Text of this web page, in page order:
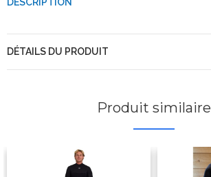
DESCRIPTION
DÉTAILS DU PRODUIT
Produit similaire